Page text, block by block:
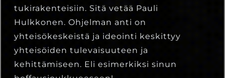
tukirakenteisiin. Sitä vetää Pauli
Hulkkonen. Ohjelman anti on
yhteisökeskeistä ja ideointi keskittyy
yhteisöiden tulevaisuuteen ja
kehittämiseen. Eli esimerkiksi sinun